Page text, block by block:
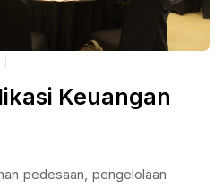
Keuangan
pedesaan, pengelolaan